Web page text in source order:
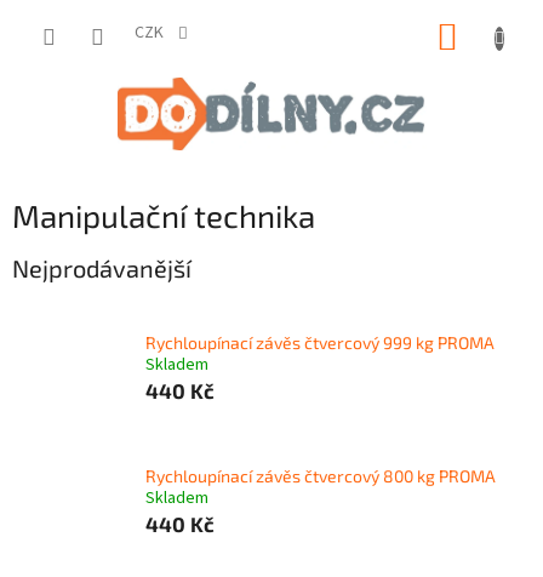
CZK
Manipulační technika
Nejprodávanější
Rychloupínací závěs čtvercový 999 kg PROMA
Skladem
440 Kč
Rychloupínací závěs čtvercový 800 kg PROMA
Skladem
440 Kč